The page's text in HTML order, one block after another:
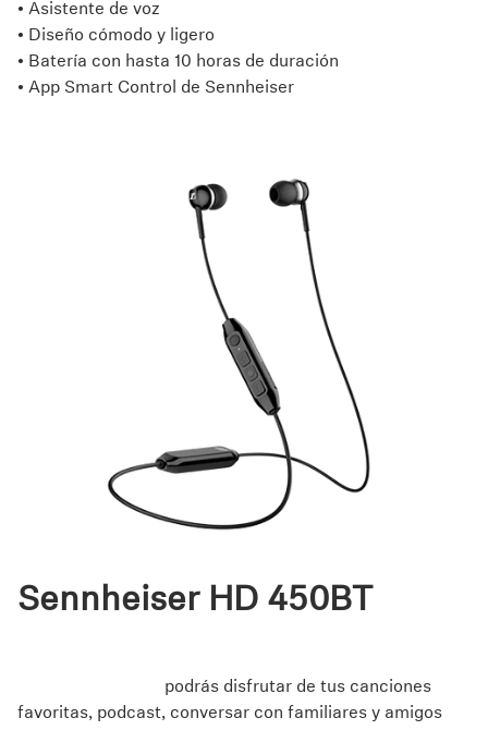
• Asistente de voz
• Diseño cómodo y ligero
• Batería con hasta 10 horas de duración
• App Smart Control de Sennheiser
Sennheiser HD 450BT
podrás disfrutar de tus canciones
favoritas, podcast, conversar con familiares y amigos